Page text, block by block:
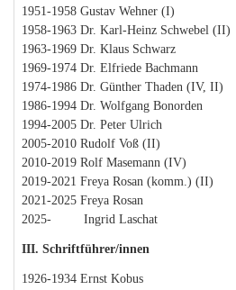
1951-1958 Gustav Wehner (I)
1958-1963 Dr. Karl-Heinz Schwebel (II)
1963-1969 Dr. Klaus Schwarz
1969-1974 Dr. Elfriede Bachmann
1974-1986 Dr. Günther Thaden (IV, II)
1986-1994 Dr. Wolfgang Bonorden
1994-2005 Dr. Peter Ulrich
2005-2010 Rudolf Voß (II)
2010-2019 Rolf Masemann (IV)
2019-2021 Freya Rosan (komm.) (II)
2021-2025 Freya Rosan
2025- Ingrid Laschat
III. Schriftführer/innen
1926-1934 Ernst Kobus